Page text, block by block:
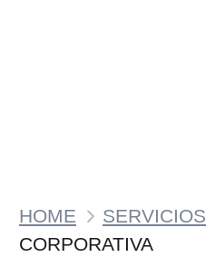
HOME SERVICIOS
CORPORATIVA